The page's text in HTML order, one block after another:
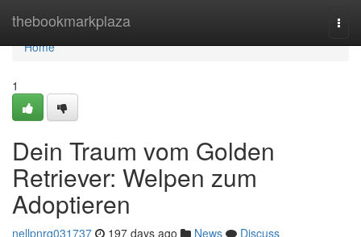
thebookmarkplaza
Home
Home
1
Dein Traum vom Golden
Retriever: Welpen zum
Adoptieren
nellpnrq031737 197 days ago News
Discuss